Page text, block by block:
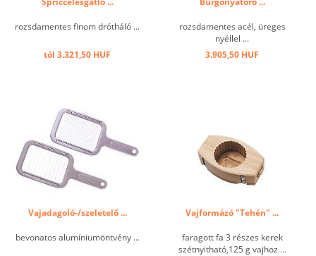
rozsdamentes finom drótháló ...
tól 3.321,50 HUF
rozsdamentes acél, üreges
nyéllel ...
3.905,50 HUF
Vajadagoló-/szeletelő ...
bevonatos alumíniumöntvény ...
Vajformázó "Tehén" ...
faragott fa 3 részes kerek
szétnyitható,125 g vajhoz ...